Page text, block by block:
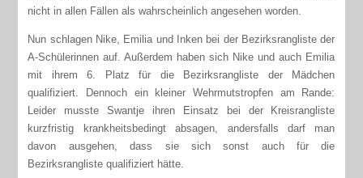
nicht in allen Fällen als wahrscheinlich angesehen worden.
Nun schlagen Nike, Emilia und Inken bei der Bezirksrangliste der
A-Schülerinnen auf. Außerdem haben sich Nike und auch Emilia
mit ihrem 6. Platz für die Bezirksrangliste der Mädchen
qualifiziert. Dennoch ein kleiner Wehrmutstropfen am Rande:
Leider musste Swantje ihren Einsatz bei der Kreisrangliste
kurzfristig krankheitsbedingt absagen, andersfalls darf man
davon ausgehen, dass sie sich sonst auch für die
Bezirksrangliste qualifiziert hätte.